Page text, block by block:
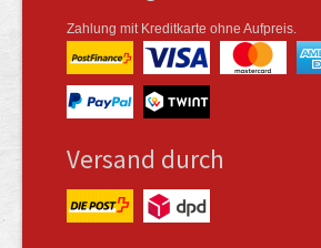
Zahlung mit Kreditkarte ohne Aufpreis.
Versand durch